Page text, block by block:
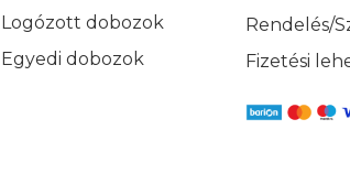
Logózott dobozok
Egyedi dobozok
Rendelés/
Fizetési